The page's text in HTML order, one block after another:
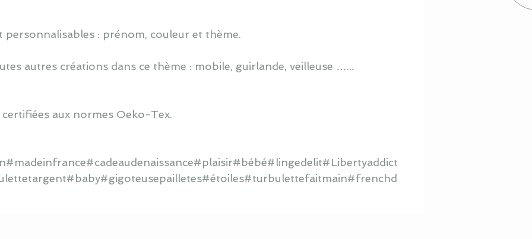
: prénom, couleur et thème.
autres créations dans ce thème : mobile, guirlande, veilleuse …...
aux normes Oeko-Tex.